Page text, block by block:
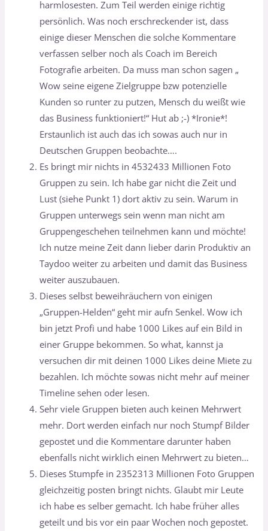
harmlosesten. Zum Teil werden einige richtig
persönlich. Was noch erschreckender ist, dass
einige dieser Menschen die solche Kommentare
verfassen selber noch als Coach im Bereich
Fotografie arbeiten. Da muss man schon sagen „
Wow seine eigene Zielgruppe bzw potenzielle
Kunden so runter zu putzen, Mensch du weißt wie
das Business funktioniert!“ Hut ab ;-) *Ironie*!
Erstaunlich ist auch das ich sowas auch nur in
Deutschen Gruppen beobachte….
Es bringt mir nichts in 4532433 Millionen Foto
Gruppen zu sein. Ich habe gar nicht die Zeit und
Lust (siehe Punkt 1) dort aktiv zu sein. Warum in
Gruppen unterwegs sein wenn man nicht am
Gruppengeschehen teilnehmen kann und möchte!
Ich nutze meine Zeit dann lieber darin Produktiv an
Taydoo weiter zu arbeiten und damit das Business
weiter auszubauen.
Dieses selbst beweihräuchern von einigen
„Gruppen-Helden“ geht mir aufn Senkel. Wow ich
bin jetzt Profi und habe 1000 Likes auf ein Bild in
einer Gruppe bekommen. So what, kannst ja
versuchen dir mit deinen 1000 Likes deine Miete zu
bezahlen. Ich möchte sowas nicht mehr auf meiner
Timeline sehen oder lesen.
Sehr viele Gruppen bieten auch keinen Mehrwert
mehr. Dort werden einfach nur noch Stumpf Bilder
gepostet und die Kommentare darunter haben
ebenfalls nicht wirklich einen Mehrwert zu bieten…
Dieses Stumpfe in 2352313 Millionen Foto Gruppen
gleichzeitig posten bringt nichts. Glaubt mir Leute
ich habe es selber gemacht. Ich habe früher alles
geteilt und bis vor ein paar Wochen noch gepostet.